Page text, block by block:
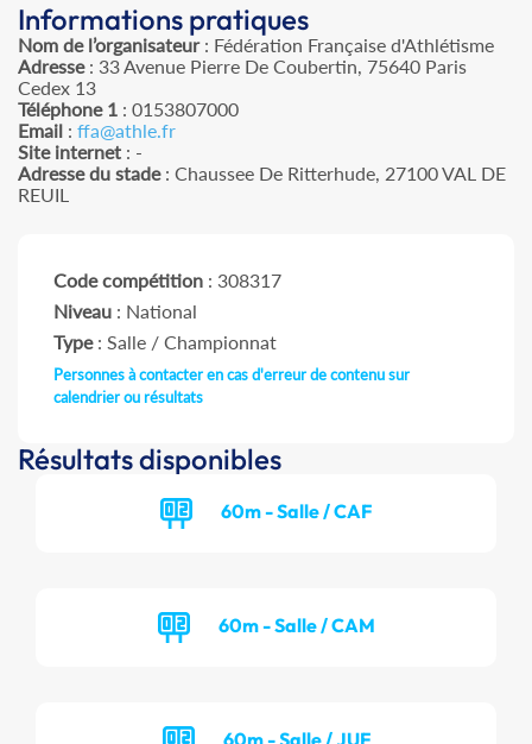
Informations pratiques
Nom de l’organisateur: Fédération Française d'Athlétisme
Adresse: 33 Avenue Pierre De Coubertin, 75640 Paris
Cedex 13
Téléphone 1 : 0153807000
Email : ffa@athle.fr
Site internet : -
Adresse du stade: Chaussee De Ritterhude, 27100 VAL DE
REUIL
Code compétition : 308317
Niveau : National
Type: Salle / Championnat
Personnes à contacter en cas d'erreur de contenu sur
calendrier ou résultats
Résultats disponibles
60m - Salle / CAF
60m - Salle / CAM
60m - Salle / JUF